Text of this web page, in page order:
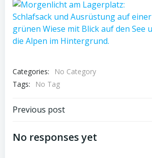
Categories:
No Category
Tags:
No Tag
Post
navigation
Previous post
No responses yet